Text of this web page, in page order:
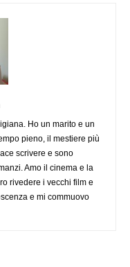
Ho un marito e un
pieno, il mestiere più
scrivere e sono
Amo il cinema e la
rivedere i vecchi film e
e mi commuovo